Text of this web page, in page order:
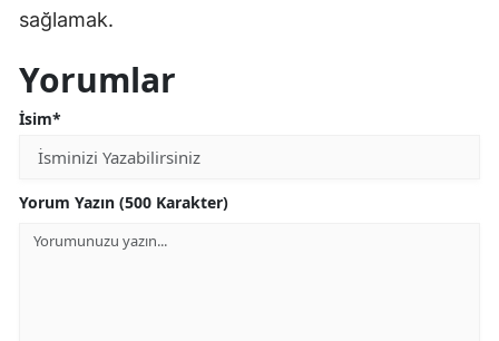
sağlamak.
Yorumlar
İsim*
Yorum Yazın (500 Karakter)